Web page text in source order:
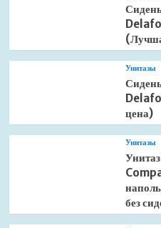
Унитазы
цена)
Унитазы
без